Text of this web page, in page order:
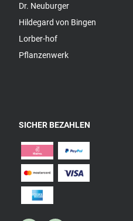
Dr. Neuburger
Hildegard von Bingen
Lorber-hof
Pflanzenwerk
SICHER BEZAHLEN